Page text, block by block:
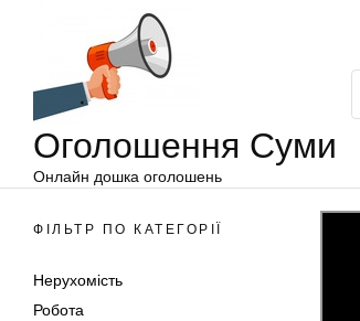
Оголошення Суми
Онлайн дошка оголошень
ФІЛЬТР ПО КАТЕГОРІЇ
Нерухомість
Робота